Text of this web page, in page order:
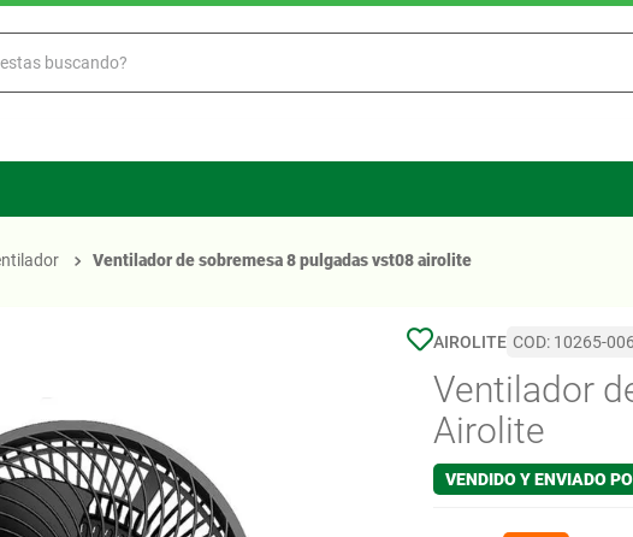
buscando?
ventilador de sobremesa 8 pulgadas vst08 airolite
AIROLITE COD: 10265-006
Ventilador
Airolite